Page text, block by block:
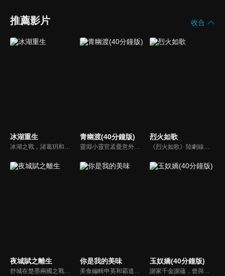
推薦影片 收合
冰湖重生 青幽渡(40分鐘版)
靈淵小靈官孟憂意外放走了沒喝忘憂湯的李不歸，讓靈淵及姥姥陷入了困境。為彌補過失以及挽救姥姥的生命，孟憂主動請纓去到青川完成灌湯的任務。手不能提、 肩不能抗的孟憂來到青川，發現李不歸已是青川第⼀殺手，武功奇高。為了完成任務，孟憂開始了⼀段撒潑打滾，胡攪蠻纏的灌湯之路。
烈火如歌
夜城賦之離生
舒城在楚墨兩國之戰中落敗，並成為了墨國五皇女莫茴的魂器。失去自我意識的舒城跟隨姐姐莫茹回到墨國，面對失而復得的妹妹，莫茹欣喜又憂慮。為了保護親人和國家她棄醫從戎，甚至為了保護莫茴不惜被砍掉一條手臂，然而這一切都阻擋不了局勢的動盪不安...
你是我的美味
美食編輯申英和霸道上司鄭道並肩作戰，在職場中越挫越勇，最終愛情事業雙豐收，温情小奶狗于思成和雜誌攝影師同為職場打工人，也一起在吃瓜和磕糖中共同成長。
玉奴嬌(40分鐘版)
謝家千金謝蘊，曾與殷稷相識相愛，卻被誤會為背叛殷稷轉嫁齊王的始亂終棄之人。殷稷登上王位後，開啟了謝蘊地獄般的宮廷生活。謝蘊在與殷稷的愛恨糾葛中依然守住本心，兩人攜手粉碎了逆賊的陰謀。